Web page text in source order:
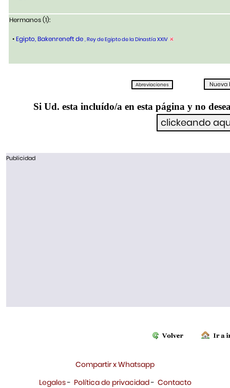
Hermanos (1):
•Egipto, Bakenreneft de , Rey de Egipto de la Dinastía XXIV
Si Ud. esta incluído/a en esta página y no
Publicidad
Compartir x Whatsapp
Legales- Política de privacidad- Contacto